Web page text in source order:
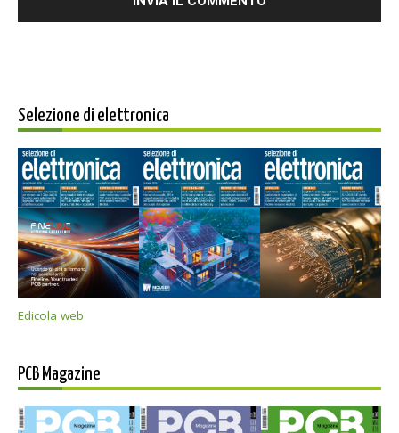
Selezione di elettronica
Edicola web
PCB Magazine